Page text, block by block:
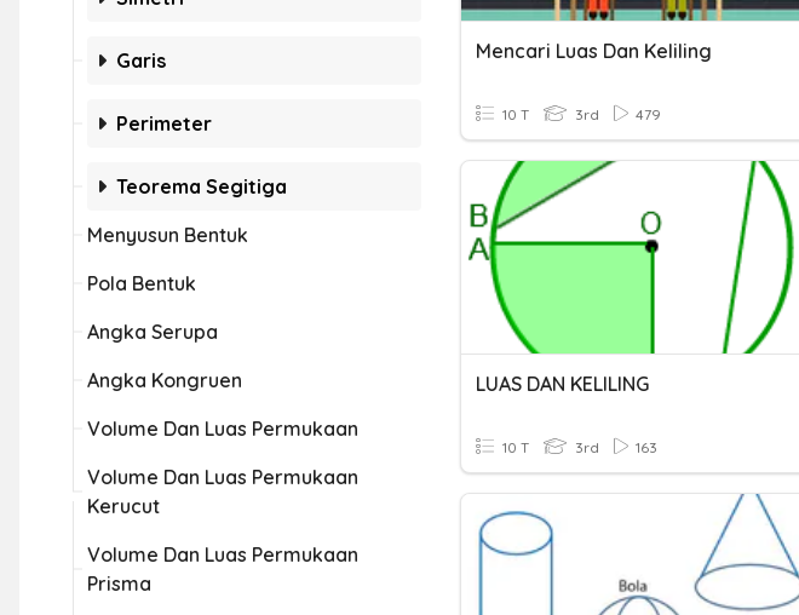
Garis
Perimeter
Teorema Segitiga
Menyusun Bentuk
Pola Bentuk
Angka Serupa
Angka Kongruen
Volume Dan Luas Permukaan
Volume Dan Luas Permukaan
Kerucut
Volume Dan Luas Permukaan
Prisma
Mencari Luas Dan Keliling
10 T 3rd 479
LUAS DAN KELILING
10 T 3rd 163